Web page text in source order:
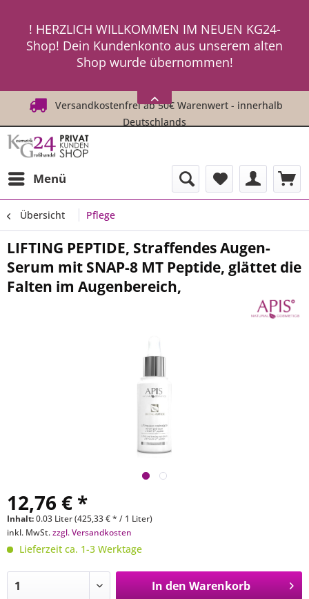
! HERZLICH WILLKOMMEN IM NEUEN KG24-
Shop! Dein Kundenkonto aus unserem alten
Shop wurde übernommen!
ein neues Passwort an ! ! !
Versandkostenfrei ab 50€ Warenwert - innerhalb
Deutschlands
Menü
Übersicht Pflege
LIFTING PEPTIDE, Straffendes Augen-
Serum mit SNAP-8 MT Peptide, glättet die
Falten im Augenbereich,
12,76 € *
Inhalt:0.03 Liter (425,33 € * / 1 Liter)
inkl. MwSt.zzgl. Versandkosten
Lieferzeit ca. 1-3 Werktage
In den Warenkorb